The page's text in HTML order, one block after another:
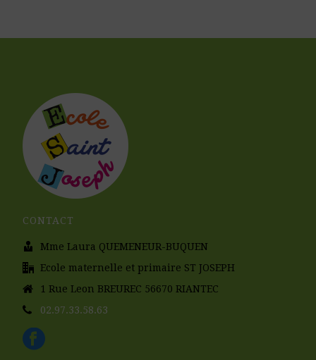
CONTACT
Mme Laura QUEMENEUR-BUQUEN
Ecole maternelle et primaire ST JOSEPH
1 Rue Leon BREUREC 56670 RIANTEC
02.97.33.58.63